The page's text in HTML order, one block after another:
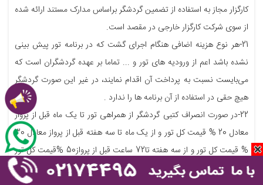
کارگزار مجاز به استفاده از تضمین گردشگر براساس مدارک مستند ارائه شده
از سوی شرکت کارگزار خارجی در مقصد است.
21-هر نوع هزینه اضافی هنگام اجرای گشت که در برنامه تور پیش بینی
نشده باشد اعم از ورودیه های تور و ... تماما بر عهده گردشگران است که
می‌بایست نسبت به پرداخت آن اقدام نمایند، در غیر این صورت گردشگر
هیچ حقی در استفاده از آن برنامه ها را ندارد .
22-در صورت انصراف کتبی گردشگر از همراهی تور تا یک ماه قبل از پرواز
معادل 20 % قیمت کل تور و از یک ماه تا سه هفته قبل از پرواز معادل 30
% قیمت کل تور و از سه هفته تا72 ساعت قبل از پرواز50 %قیمت کل تور
و در کمتر از72 ساعت قبل از پرواز معادل70% قیمت کل تور به عنوان